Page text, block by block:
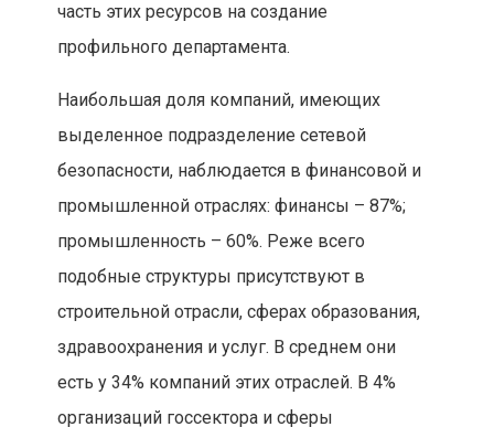
часть этих ресурсов на создание
профильного департамента.
Наибольшая доля компаний, имеющих
выделенное подразделение сетевой
безопасности, наблюдается в финансовой и
промышленной отраслях: финансы – 87%;
промышленность – 60%. Реже всего
подобные структуры присутствуют в
строительной отрасли, сферах образования,
здравоохранения и услуг. В среднем они
есть у 34% компаний этих отраслей. В 4%
организаций госсектора и сферы